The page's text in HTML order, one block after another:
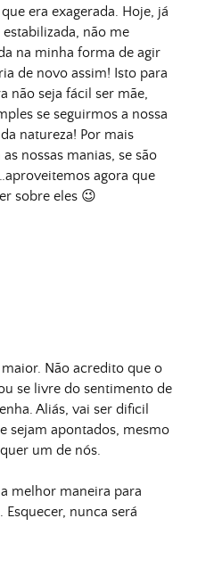
era exagerada. Hoje, já
não me
na minha forma de agir
de novo assim! Isto para
não seja fácil ser mãe,
se seguirmos a nossa
natureza! Por mais
nossas manias, se são
agora que
sobre eles 😉
Não acredito que o
se livre do sentimento de
Aliás, vai ser dificil
sejam apontados, mesmo
um de nós.
melhor maneira para
Esquecer, nunca será